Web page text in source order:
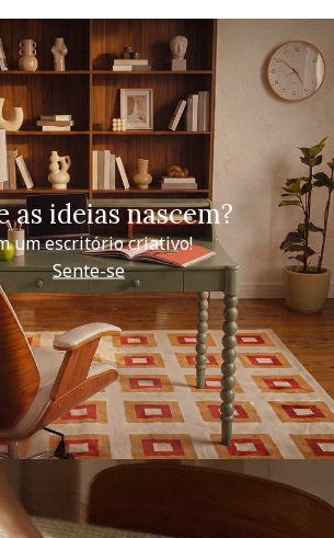
as ideias nascem?
um escritório criativo!
Sente-se